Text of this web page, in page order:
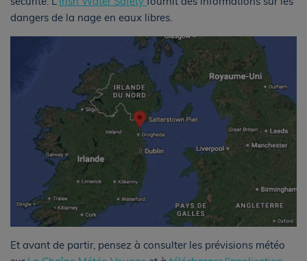
dangers de la nage en eaux libres.
Et avant de partir, pensez à consulter les prévisions météo